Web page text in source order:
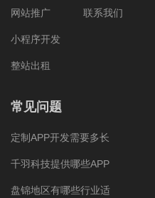
网站推广
小程序开发
整站出租
联系我们
常见问题
定制APP开发需要多长
千羽科技提供哪些APP
盘锦地区有哪些行业适